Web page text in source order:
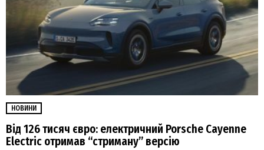
НОВИНИ
Від 126 тисяч євро: електричний Porsche Cayenne
Electric отримав “стриману” версію